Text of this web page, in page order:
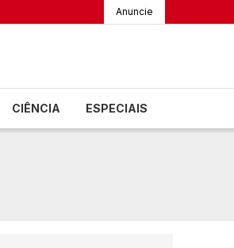
Anuncie
CIÊNCIA ESPECIAIS